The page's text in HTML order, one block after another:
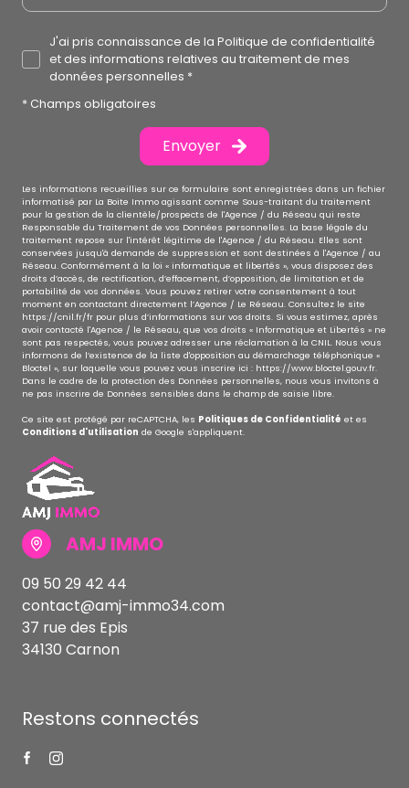
E-mail *
Message *
J'ai pris connaissance de la Politique de confidentialité
et des informations relatives au traitement de mes
données personnelles *
* Champs obligatoires
Envoyer
Les informations recueillies sur ce formulaire sont enregistrées dans un fichier
informatisé par La Boite Immo agissant comme Sous-traitant du traitement
pour la gestion de la clientèle/prospects de l'Agence / du Réseau qui reste
Responsable du Traitement de vos Données personnelles. La base légale du
conservées jusqu'à demande de suppression et sont destinées à l'Agence / au
Réseau. Conformément à la loi « informatique et libertés », vous disposez des
portabilité de vos données. Vous pouvez retirer votre consentement à tout
moment en contactant directement l’Agence / Le Réseau. Consultez le site
https://cnil.fr/frpour plus d’informations sur vos droits. Si vous estimez, après
avoir contacté l'Agence / le Réseau, que vos droits « Informatique et Libertés » ne
sont pas respectés, vous pouvez adresser une réclamation à la CNIL. Nous vous
Bloctel », sur laquelle vous pouvez vous inscrire ici :
Conditions d'utilisationde Google s'appliquent.